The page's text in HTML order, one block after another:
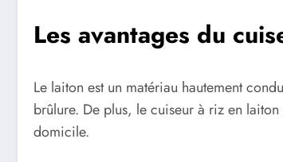
Les avantages du
Le laiton est un matériau hautement
brûlure. De plus, le cuiseur à riz en
domicile.